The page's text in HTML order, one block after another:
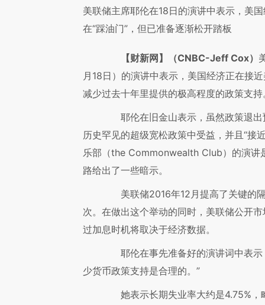
美联储主席耶伦在18日的演讲中表示，美
在“踩油门”，但已准备逐渐松开踏板
【财新网】（CNBC-Jeff Cox）
月18日）的演讲中表示，美国经济正在接
减少过去十年里提供的极高程度的政策支持
耶伦在旧金山表示，虽然政策退出
历史罕见的超级宽松政策中受益，并且“接
乐部（the Commonwealth Club）的演讲
路给出了一些暗示。
美联储2016年12月提高了关键的
次。在做出这个举动的同时，美联储公开
过加息时机将取决于经济数据。
耶伦在事先准备好的演讲词中表示
少货币政策支持是合理的。”
她表示长期失业率大约是4.75%，